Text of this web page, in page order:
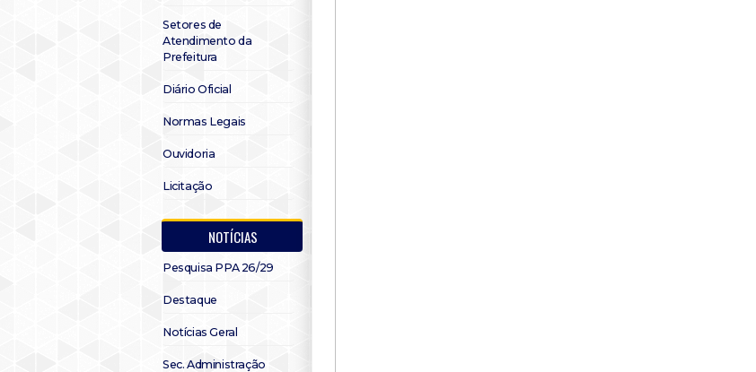
Setores de
Atendimento da
Prefeitura
Diário Oficial
Normas Legais
Ouvidoria
Licitação
NOTÍCIAS
Pesquisa PPA 26/29
Destaque
Notícias Geral
Sec. Administração